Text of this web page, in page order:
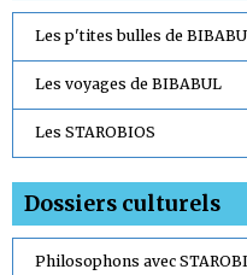
Les p'tites bulles de
Les voyages de BIBABUL
Les STAROBIOS
Dossiers culturels
Philosophons avec